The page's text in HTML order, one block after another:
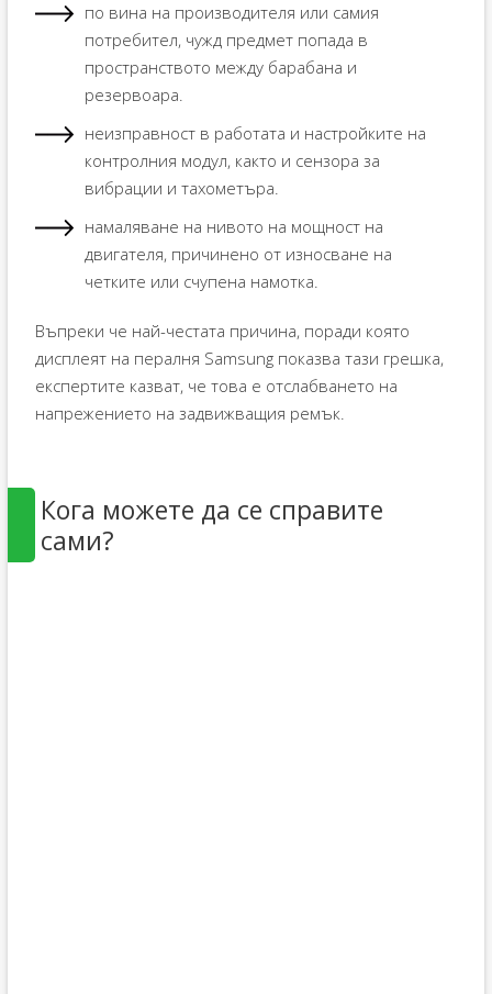
по вина на производителя или самия
потребител, чужд предмет попада в
пространството между барабана и
резервоара.
неизправност в работата и настройките на
контролния модул, както и сензора за
вибрации и тахометъра.
намаляване на нивото на мощност на
двигателя, причинено от износване на
четките или счупена намотка.
Въпреки че най-честата причина, поради която
дисплеят на пералня Samsung показва тази грешка,
експертите казват, че това е отслабването на
напрежението на задвижващия ремък.
Кога можете да се справите
сами?